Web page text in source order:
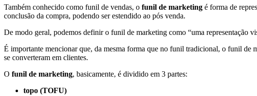
Também conhecido como funil de vendas, o funil de marketing é forma de
conclusão da compra, podendo ser estendido ao pós venda.
De modo geral, podemos definir o funil de marketing como “uma representação
É importante mencionar que, da mesma forma que no funil tradicional, o funil de
se converteram em clientes.
O funil de marketing, basicamente, é dividido em 3 partes:
topo (TOFU)